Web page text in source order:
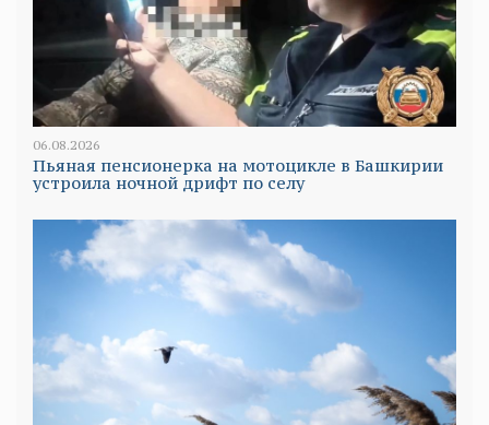
06.08.2026
Пьяная пенсионерка на мотоцикле в Башкирии
устроила ночной дрифт по селу